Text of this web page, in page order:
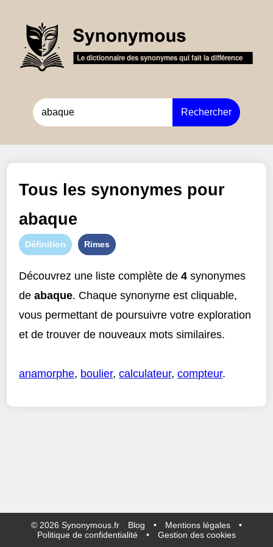
Rechercher
Tous les synonymes pour
abaque
Définition Rimes
Découvrez une liste complète de4 synonymes
deabaque. Chaque synonyme est cliquable,
vous permettant de poursuivre votre exploration
et de trouver de nouveaux mots similaires.
anamorphe, boulier,calculateur,compteur.
© 2026 Synonymous.fr Blog • Mentions légales
•
Politique de confidentialité
• Gestion des cookies